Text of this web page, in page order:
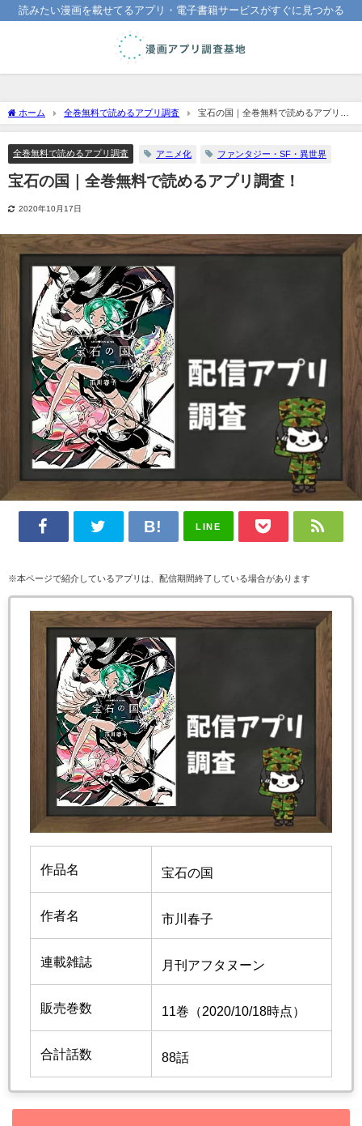
読みたい漫画を載せてるアプリ・電子書籍サービスがすぐに見つかる
ホーム 全巻無料で読めるアプリ調査
宝石の国｜全巻無料で読めるアプリ調
査！
全巻無料で読めるアプリ調査 アニメ化 ファンタジー・SF・異世界
宝石の国｜全巻無料で読めるアプリ調査！
2020年10月17日
LINE
※本ページで紹介しているアプリは、配信期間終了している場合があります
作品名 宝石の国
作者名 市川春子
連載雑誌 月刊アフタヌーン
販売巻数 11巻（2020/10/18時点）
合計話数 88話